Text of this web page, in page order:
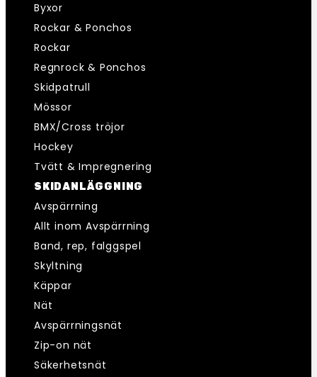
Byxor
Rockar & Ponchos
Rockar
Regnrock & Ponchos
Skidpatrull
Mössor
BMX/Cross tröjor
Hockey
Tvätt & Impregnering
SKIDANLÄGGNING
Avspärrning
Allt inom Avspärrning
Band, rep, falggspel
Skyltning
Käppar
Nät
Avspärrningsnät
Zip-on nät
Säkerhetsnät